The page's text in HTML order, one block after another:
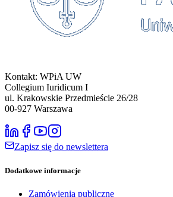
Kontakt: WPiA UW
Collegium Iuridicum I
ul. Krakowskie Przedmieście 26/28
00-927 Warszawa
Zapisz się do newslettera
Dodatkowe informacje
Zamówienia publiczne